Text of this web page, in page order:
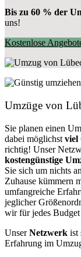
Bis zu 60 % der
uns!
Kostenlose
Umzüge von
Sie planen einen
dabei möglichst viel
richtig! Unser
kostengünstige
Sie sich um nichts
Zuhause kümmern
umfangreiche
jeglicher
wir für jedes
UnserNetzwerk ist
Erfahrung im